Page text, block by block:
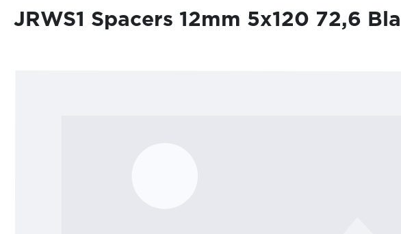
JRWS1 Spacers 12mm 5x120 72,6